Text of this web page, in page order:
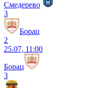
Смедерево
3
Борац
2
25.07, 11:00
Борац
3